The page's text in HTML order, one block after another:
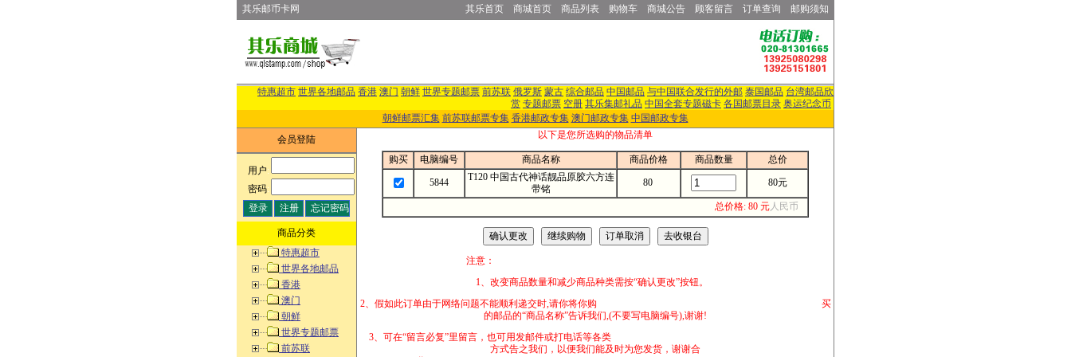
其乐邮币卡网 其乐首页 商城首页 商品列表 购物车 商城公告 顾客留言 订单查询 邮购须知
特惠超市 世界各地邮品 香港 澳门 朝鲜 世界专题邮票 前苏联 俄罗斯 蒙古 综合邮品 中国邮品 与中国联合发行的外邮 泰国邮品 台湾邮品欣
赏 专题邮票 空册 其乐集邮礼品 中国全套专题磁卡 各国邮票目录 奥运纪念币
朝鲜邮票汇集 前苏联邮票专集 香港邮政专集 澳门邮政专集 中国邮政专集
会员登陆
用户:
密码:
商品分类
特惠超市
世界各地邮品
香港
澳门
朝鲜
世界专题邮票
前苏联
以下是您所选购的物品清单
购买 电脑编号 商品名称 商品价格 商品数量 总价
5844
T120 中国古代神话靓品原胶六方连
带铭
80 80元
总价格: 80 元人民币
注意：
1、改变商品数量和减少商品种类需按“确认更改”按钮。
2、假如此订单由于网络问题不能顺利递交时,请你将你购 买
的邮品的“商品名称”告诉我们,(不要写电脑编号),谢谢!
3、可在“留言必复”里留言，也可用发邮件或打电话等各类
方式告之我们，以便我们能及时为您发货，谢谢合